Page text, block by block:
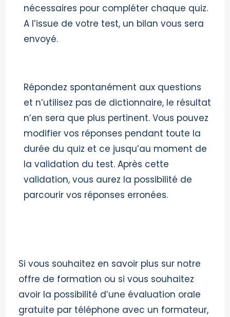
nécessaires pour compléter chaque quiz.
A l’issue de votre test, un bilan vous sera
envoyé.
Répondez spontanément aux questions
et n’utilisez pas de dictionnaire, le résultat
n’en sera que plus pertinent. Vous pouvez
modifier vos réponses pendant toute la
durée du quiz et ce jusqu’au moment de
la validation du test. Après cette
validation, vous aurez la possibilité de
parcourir vos réponses erronées.
Si vous souhaitez en savoir plus sur notre
offre de formation ou si vous souhaitez
avoir la possibilité d’une évaluation orale
gratuite par téléphone avec un formateur,